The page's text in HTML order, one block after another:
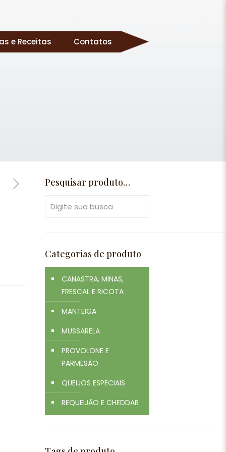
e Receitas Contatos
Pesquisar produto…
Categorias de produto
CANASTRA, MINAS,
FRESCAL E RICOTA
MANTEIGA
MUSSARELA
PROVOLONE E
PARMESÃO
QUEIJOS ESPECIAIS
REQUEIJÃO E CHEDDAR